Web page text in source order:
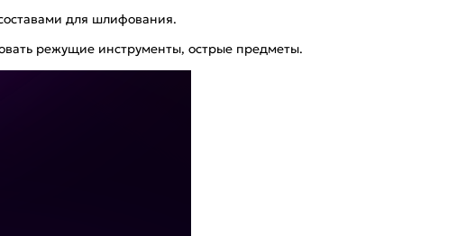
для шлифования.
режущие инструменты, острые предметы.